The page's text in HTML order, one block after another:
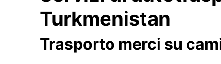
Turkmenistan
Trasporto merci su